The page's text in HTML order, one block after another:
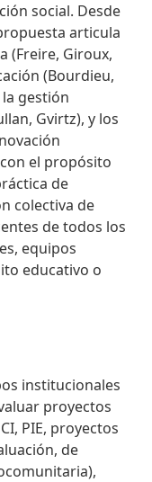
social. Desde
articula
(Freire, Giroux,
(Bourdieu,
gestión
Gvirtz), y los
el propósito
de
colectiva de
de todos los
equipos
educativo o
institucionales
proyectos
PIE, proyectos
de